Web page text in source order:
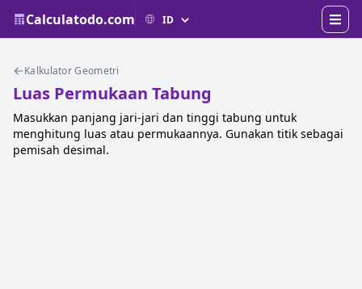
Calculatodo.com
Kalkulator Geometri
Luas Permukaan Tabung
Masukkan panjang jari-jari dan tinggi tabung untuk
menghitung luas atau permukaannya. Gunakan titik sebagai
pemisah desimal.